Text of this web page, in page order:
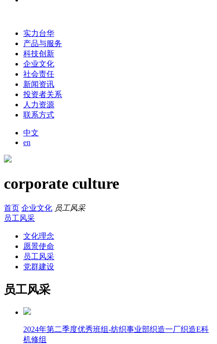
实力台华
产品与服务
科技创新
企业文化
社会责任
新闻资讯
投资者关系
人力资源
联系方式
中文
en
corporate culture
首页 企业文化 员工风采
员工风采
文化理念
愿景使命
员工风采
党群建设
员工风采
2024年第二季度优秀班组-纺织事业部织造一厂织造E科
机修组